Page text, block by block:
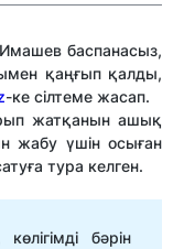
баспанасыз,
қаңғып қалды,
-ке сілтеме жасап.
жатқанын ашық
жабу үшін осыған
тура келген.
бәрін